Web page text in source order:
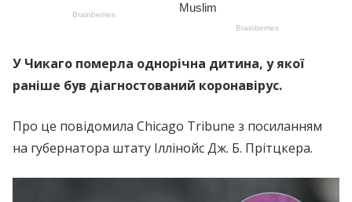
У Чикаго померла однорічна дитина, у якої
раніше був діагностований коронавірус.
Про це повідомила Chicago Tribune з посиланням
на губернатора штату Іллінойс Дж. Б. Прітцкера.